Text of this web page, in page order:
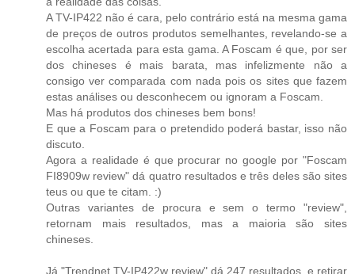
A TV-IP422 não é cara, pelo contrário está na mesma gama
de preços de outros produtos semelhantes, revelando-se a
escolha acertada para esta gama. A Foscam é que, por ser
dos chineses é mais barata, mas infelizmente não a
consigo ver comparada com nada pois os sites que fazem
estas análises ou desconhecem ou ignoram a Foscam.
Mas há produtos dos chineses bem bons!
E que a Foscam para o pretendido poderá bastar, isso não
discuto.
Agora a realidade é que procurar no google por "Foscam
FI8909w review" dá quatro resultados e três deles são sites
teus ou que te citam. :)
Outras variantes de procura e sem o termo "review",
retornam mais resultados, mas a maioria são sites
chineses.
Já "Trendnet TV-IP422w review" dá 247 resultados, e retirar